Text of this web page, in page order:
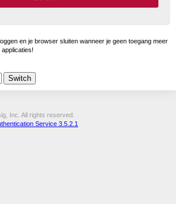
en je browser sluiten wanneer je geen toegang meer
Inc. All rights reserved.
Service 3.5.2.1